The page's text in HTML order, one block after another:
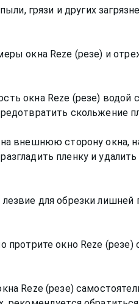
грязи и других
окна Reze (резе) и
окна Reze (резе)
скольжение
внешнюю сторону окна,
пленку и
для обрезки лишней
протрите окно Reze
Reze (резе)